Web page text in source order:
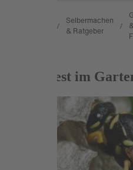
/
Selbermachen
& Ratgeber
/
Wespennest im